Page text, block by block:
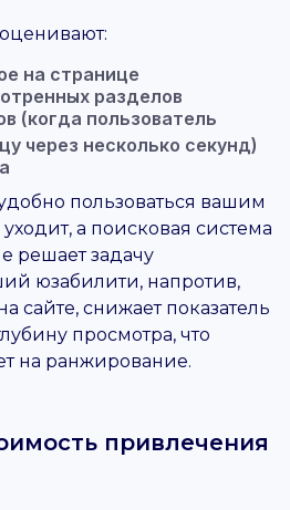
на странице
разделов
(когда пользователь
через несколько секунд)
пользоваться вашим
а поисковая система
решает задачу
юзабилити, напротив,
сайте, снижает показатель
просмотра, что
на ранжирование.
привлечения